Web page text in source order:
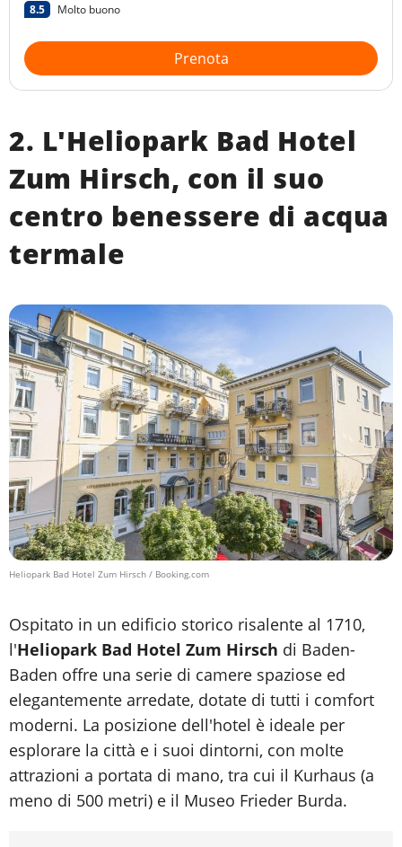
8.5 Molto buono
Prenota
2. L'Heliopark Bad Hotel
Zum Hirsch, con il suo
centro benessere di acqua
termale
Heliopark Bad Hotel Zum Hirsch / Booking.com
Ospitato in un edificio storico risalente al 1710,
l'Heliopark Bad Hotel Zum Hirsch di Baden-
Baden offre una serie di camere spaziose ed
elegantemente arredate, dotate di tutti i comfort
moderni. La posizione dell'hotel è ideale per
esplorare la città e i suoi dintorni, con molte
attrazioni a portata di mano, tra cui il Kurhaus (a
meno di 500 metri) e il Museo Frieder Burda.